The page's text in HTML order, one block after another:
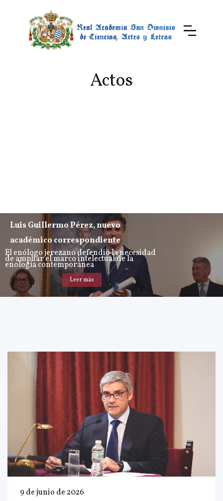
Actos
Luis Guillermo Pérez, nuevo
académico correspondiente
El enólogo jerezano defendió la necesidad
de ampliar el marco intelectual de la
enología contemporánea
Leer más
9 de junio de 2026